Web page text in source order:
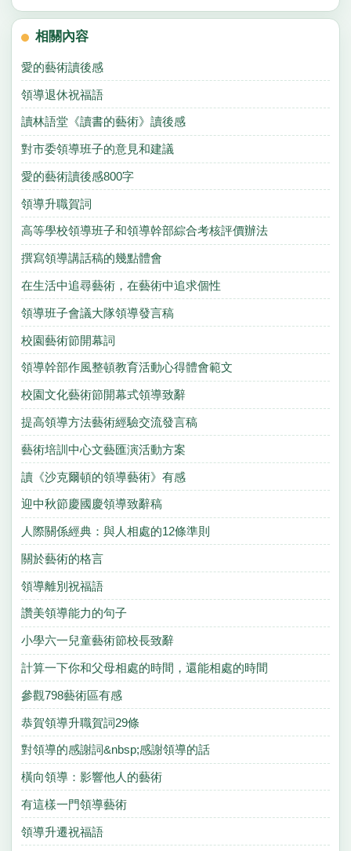
相關內容
愛的藝術讀後感
領導退休祝福語
讀林語堂《讀書的藝術》讀後感
對市委領導班子的意見和建議
愛的藝術讀後感800字
領導升職賀詞
高等學校領導班子和領導幹部綜合考核評價辦法
撰寫領導講話稿的幾點體會
在生活中追尋藝術，在藝術中追求個性
領導班子會議大隊領導發言稿
校園藝術節開幕詞
領導幹部作風整頓教育活動心得體會範文
校園文化藝術節開幕式領導致辭
提高領導方法藝術經驗交流發言稿
藝術培訓中心文藝匯演活動方案
讀《沙克爾頓的領導藝術》有感
迎中秋節慶國慶領導致辭稿
人際關係經典：與人相處的12條準則
關於藝術的格言
領導離別祝福語
讚美領導能力的句子
小學六一兒童藝術節校長致辭
計算一下你和父母相處的時間，還能相處的時間
參觀798藝術區有感
恭賀領導升職賀詞29條
對領導的感謝詞&nbsp;感謝領導的話
橫向領導：影響他人的藝術
有這樣一門領導藝術
領導升遷祝福語